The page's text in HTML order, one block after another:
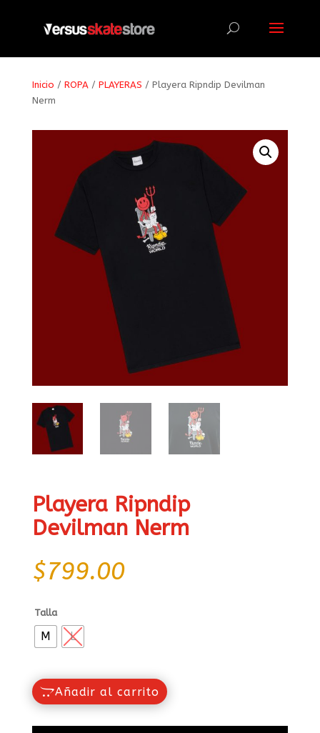
Inicio / ROPA/ PLAYERAS / Playera Ripndip Devilman
Nerm
Playera Ripndip
Devilman Nerm
$799.00
Talla
M L
Añadir al carrito